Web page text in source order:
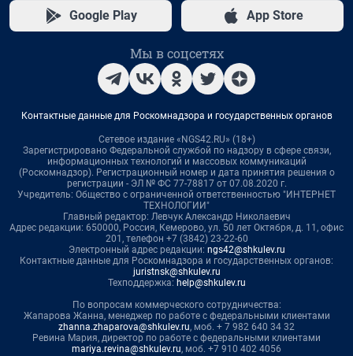
Google Play App Store
Мы в соцсетях
Контактные данные для Роскомнадзора и государственных органов
Сетевое издание «NGS42.RU» (18+)
Зарегистрировано Федеральной службой по надзору в сфере связи,
информационных технологий и массовых коммуникаций
(Роскомнадзор). Регистрационный номер и дата принятия решения о
регистрации - ЭЛ № ФС 77-78817 от 07.08.2020 г.
Учредитель: Общество с ограниченной ответственностью "ИНТЕРНЕТ
ТЕХНОЛОГИИ"
Главный редактор: Левчук Александр Николаевич
Адрес редакции: 650000, Россия, Кемерово, ул. 50 лет Октября, д. 11, офис
201, телефон +7 (3842) 23-22-60
Электронный адрес редакции: ngs42@shkulev.ru
Контактные данные для Роскомнадзора и государственных органов:
juristnsk@shkulev.ru
Техподдержка: help@shkulev.ru
По вопросам коммерческого сотрудничества:
Жапарова Жанна, менеджер по работе с федеральными клиентами
zhanna.zhaparova@shkulev.ru, моб. + 7 982 640 34 32
Ревина Мария, директор по работе с федеральными клиентами
mariya.revina@shkulev.ru, моб. +7 910 402 4056